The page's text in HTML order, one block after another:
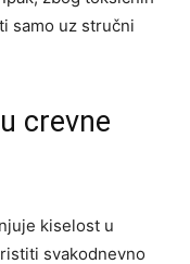
samo uz stručni
crevne
kiselost u
svakodnevno